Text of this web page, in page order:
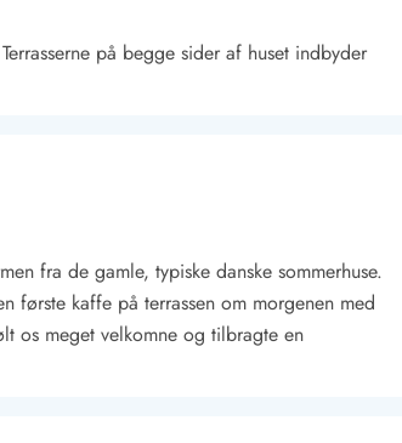
Kontakt Vejers Kontakt Henne Kontakt Rømø
på begge sider af huset indbyder
fra de gamle, typiske danske sommerhuse.
første kaffe på terrassen om morgenen med
os meget velkomne og tilbragte en